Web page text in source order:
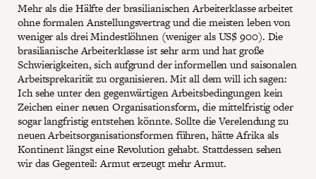
Mehr als die Hälfte der brasilianischen Arbeiterklasse arbeitet
ohne formalen Anstellungsvertrag und die meisten leben von
weniger als drei Mindestlöhnen (weniger als US$ 900). Die
brasilianische Arbeiterklasse ist sehr arm und hat große
Schwierigkeiten, sich aufgrund der informellen und saisonalen
Arbeitsprekarität zu organisieren. Mit all dem will ich sagen:
Ich sehe unter den gegenwärtigen Arbeitsbedingungen kein
Zeichen einer neuen Organisationsform, die mittelfristig oder
sogar langfristig entstehen könnte. Sollte die Verelendung zu
neuen Arbeitsorganisationsformen führen, hätte Afrika als
Kontinent längst eine Revolution gehabt. Stattdessen sehen
wir das Gegenteil: Armut erzeugt mehr Armut.